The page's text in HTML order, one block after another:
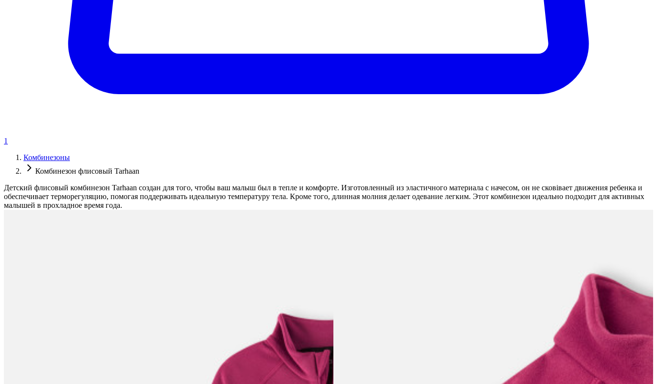
1
Комбинезоны
Комбинезон флисовый Tarhaan
Детский флисовый комбинезон Tarhaan создан для того, чтобы ваш малыш был в тепле и комфорте. Изготовленный из эластичного материала с начесом, он не сковівает движения ребенка и
обеспечивает терморегуляцию, помогая поддерживать идеальную температуру тела. Кроме того, длинная молния делает одевание легким. Этот комбинезон идеально подходит для активных
малышей в прохладное время года.